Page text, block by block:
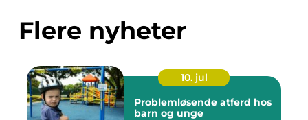
Flere nyheter
10. jul
Problemløsende atferd hos
barn og unge